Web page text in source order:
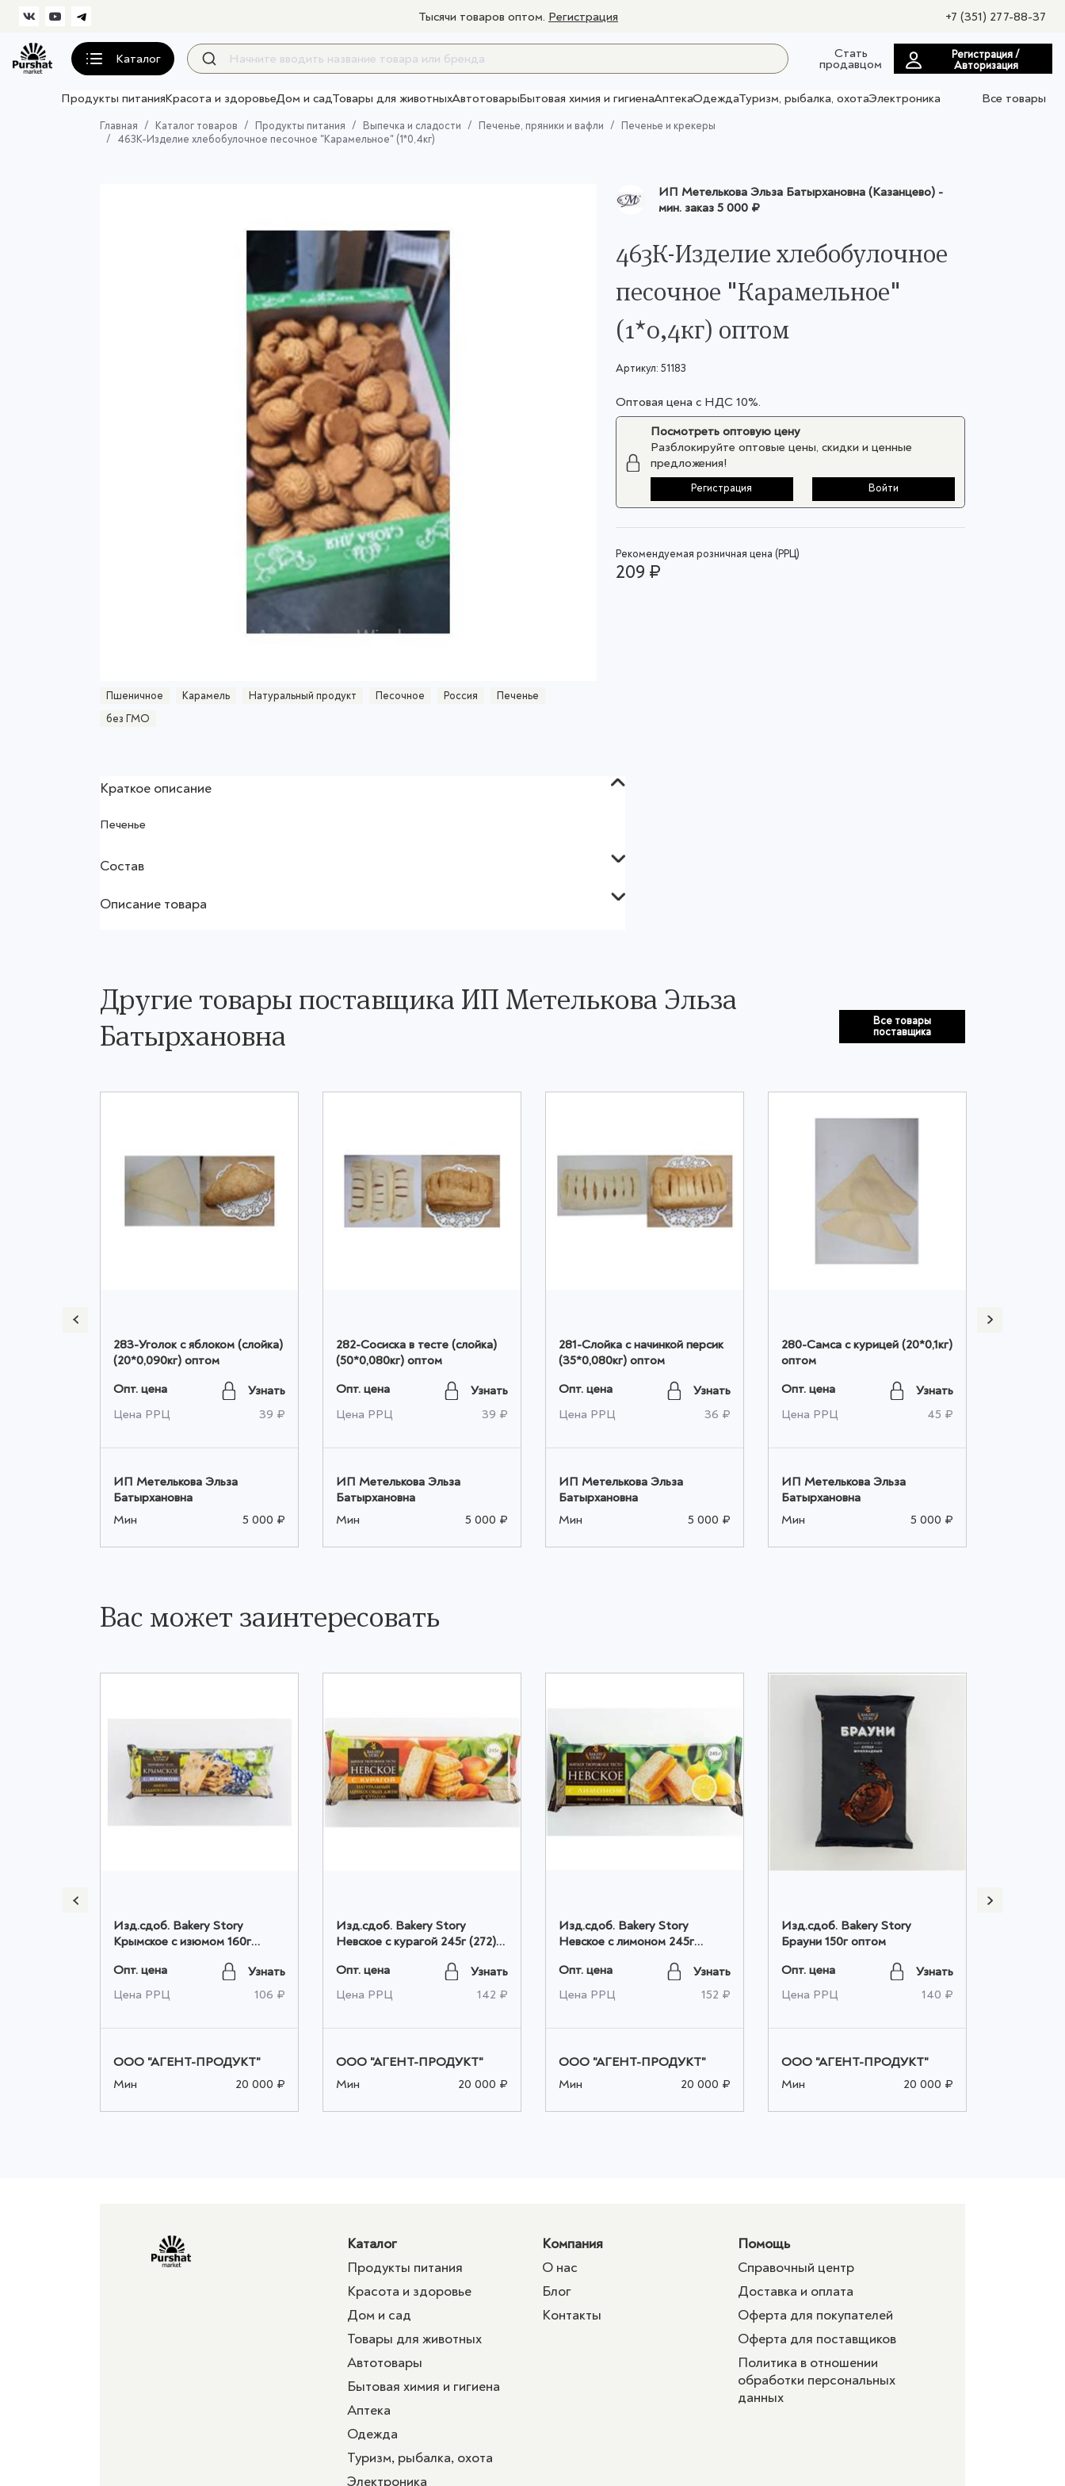
Тысячи товаров оптом. Регистрация +7 (351) 277-88-37
Каталог Стать
продавцом
Регистрация /
Авторизация
Продукты питанияКрасота и здоровьеДом и садТовары для животныхАвтотоварыБытовая химия и гигиенаАптекаОдеждаТуризм, рыбалка, охотаЭлектроника
Все товары
Главная Каталог товаров Продукты питания Выпечка и сладости Печенье, пряники и вафли
Печенье и крекеры
463К-Изделие хлебобулочное песочное "Карамельное" (1*0,4кг)
Пшеничное Карамель Натуральный продукт Песочное Россия
Печенье
без ГМО
ИП Метелькова Эльза Батырхановна (Казанцево)-
мин. заказ5 000 ₽
463К-Изделие хлебобулочное
песочное "Карамельное"
(1*0,4кг) оптом
Артикул: 51183
Оптовая цена с НДС 10%.
Посмотреть оптовую цену
Разблокируйте оптовые цены, скидки и ценные
предложения!
Регистрация Войти
Рекомендуемая розничная цена (РРЦ)
209 ₽
Краткое описание
Печенье
Состав
Описание товара
Другие товары поставщика ИП Метелькова Эльза
Батырхановна
Все товары
поставщика
283-Уголок с яблоком (слойка)
(20*0,090кг) оптом
Опт. цена
Узнать
Цена РРЦ
39 ₽
ИП Метелькова Эльза
Батырхановна
Мин
5 000 ₽
282-Сосиска в тесте (слойка)
(50*0,080кг) оптом
Опт. цена
Узнать
Цена РРЦ
39 ₽
ИП Метелькова Эльза
Батырхановна
Мин
5 000 ₽
281-Слойка с начинкой персик
(35*0,080кг) оптом
Опт. цена
Узнать
Цена РРЦ
36 ₽
ИП Метелькова Эльза
Батырхановна
Мин
5 000 ₽
280-Самса с курицей (20*0,1кг)
оптом
Опт. цена
Узнать
Цена РРЦ
45 ₽
ИП Метелькова Эльза
Батырхановна
Мин
5 000 ₽
Вас может заинтересовать
Изд.сдоб. Bakery Story
Крымское с изюмом 160г
Опт. цена
Узнать
Цена РРЦ
106 ₽
ООО "АГЕНТ-ПРОДУКТ"
Мин
20 000 ₽
Изд.сдоб. Bakery Story
Невское с курагой 245г (272)
Опт. цена
Узнать
Цена РРЦ
142 ₽
ООО "АГЕНТ-ПРОДУКТ"
Мин
20 000 ₽
Изд.сдоб. Bakery Story
Невское с лимоном 245г
Опт. цена
Узнать
Цена РРЦ
152 ₽
ООО "АГЕНТ-ПРОДУКТ"
Мин
20 000 ₽
Изд.сдоб. Bakery Story
Брауни 150г оптом
Опт. цена
Узнать
Цена РРЦ
140 ₽
ООО "АГЕНТ-ПРОДУКТ"
Мин
20 000 ₽
Каталог
Продукты питания
Красота и здоровье
Дом и сад
Товары для животных
Автотовары
Бытовая химия и гигиена
Аптека
Одежда
Туризм, рыбалка, охота
Электроника
Компания
О нас
Блог
Контакты
Помощь
Справочный центр
Доставка и оплата
Оферта для покупателей
Оферта для поставщиков
Политика в отношении
обработки персональных
данных